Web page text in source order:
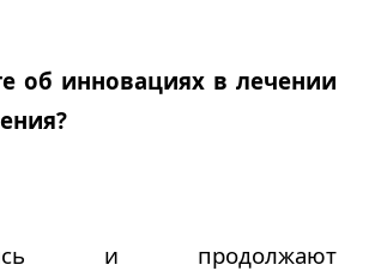
об инновациях в лечении
и продолжают